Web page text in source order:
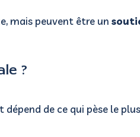
mais peuvent être un
?
dépend de ce qui pèse le